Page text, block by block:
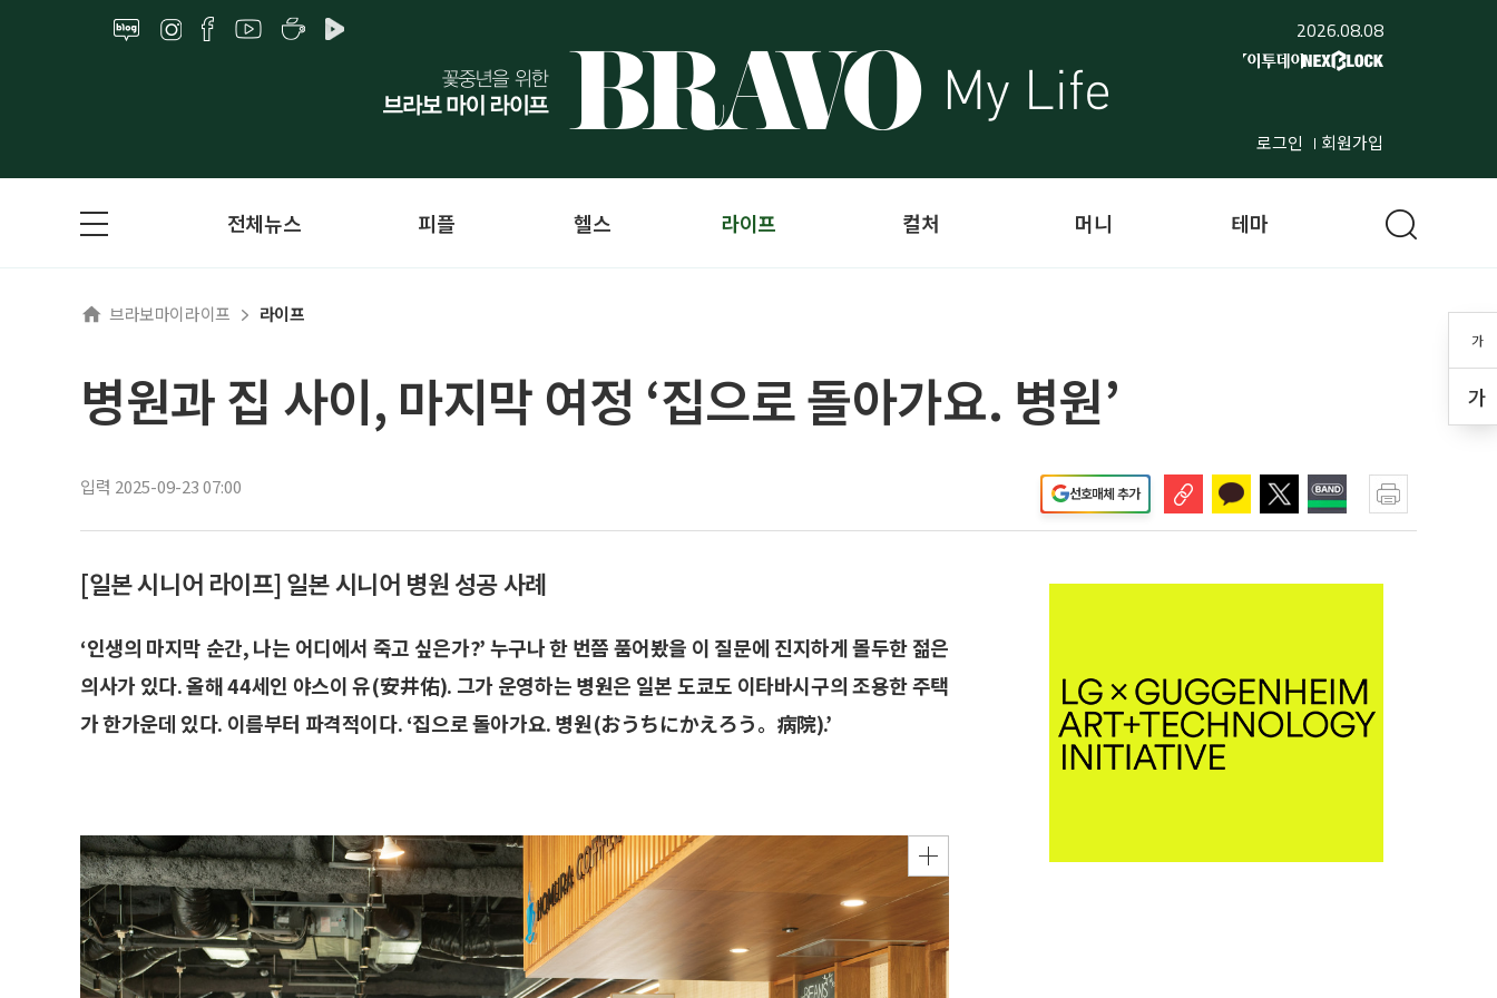
2026.08.08
로그인 회원가입
가
가
전체뉴스 피플 헬스 라이프 컬처 머니 테마
브라보마이라이프 라이프
병원과 집 사이, 마지막 여정 ‘집으로 돌아가요. 병원’
입력 2025-09-23 07:00 선호매체 추가
[일본 시니어 라이프] 일본 시니어 병원 성공 사례
‘인생의 마지막 순간, 나는 어디에서 죽고 싶은가?’ 누구나 한 번쯤 품어봤을 이 질문에 진지하게 몰두한 젊은
의사가 있다. 올해 44세인 야스이 유(安井佑). 그가 운영하는 병원은 일본 도쿄도 이타바시구의 조용한 주택
가 한가운데 있다. 이름부터 파격적이다. ‘집으로 돌아가요. 병원(おうちにかえろう。病院).’